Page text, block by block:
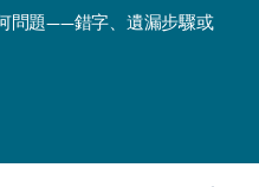
問題——錯字、遺漏步驟或